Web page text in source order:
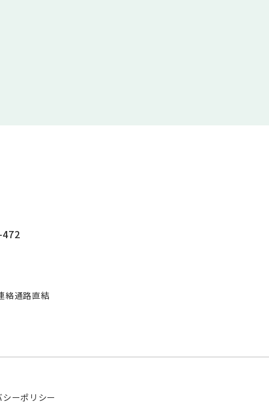
472
絡通路直結
ーポリシー